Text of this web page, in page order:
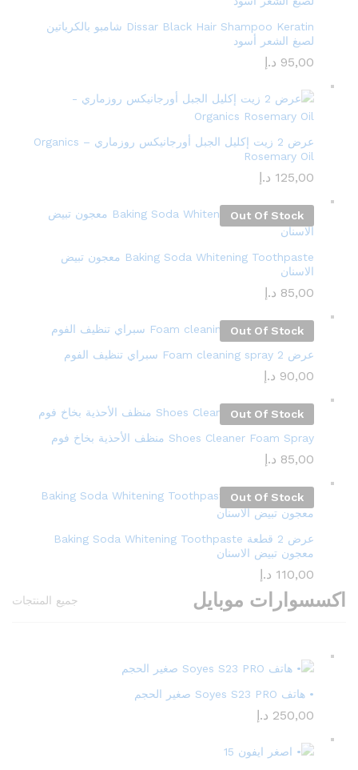
Dissar Black Hair Shampoo Keratin شامبو بالكرياتين
لصبغ الشعر أسود
95,00 د.إ
عرض 2 زيت إكليل الجبل أورجانيكس روزماري – Organics
Rosemary Oil
125,00 د.إ
Out Of Stock
Baking Soda Whitening Toothpaste معجون تبيض
الاسنان
85,00 د.إ
Out Of Stock
عرض 2 Foam cleaning spray سبراي تنظيف الفوم
90,00 د.إ
Out Of Stock
Shoes Cleaner Foam Spray منظف ​​الأحذية بخاخ فوم
85,00 د.إ
Out Of Stock
عرض 2 قطعة Baking Soda Whitening Toothpaste
معجون تبيض الاسنان
110,00 د.إ
اكسسوارات موبايل جميع المنتجات
• هاتف Soyes S23 PRO صغير الحجم
250,00 د.إ